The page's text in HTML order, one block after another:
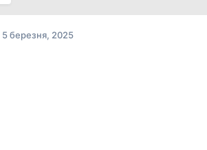
5 березня, 2025